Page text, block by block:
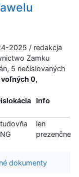
2025 / redakcja
Zamku
5 nečíslovaných
voľných 0,
Info
len
prezenčne
dokumenty